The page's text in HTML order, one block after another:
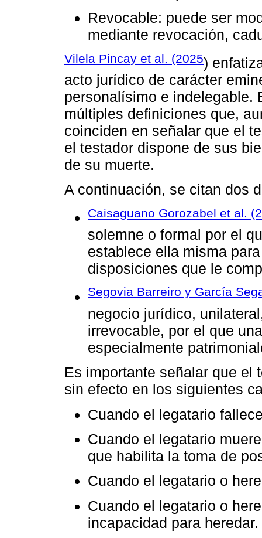
Revocable: puede ser
mediante revocación,
Vilela Pincay et al. (2025)
acto jurídico de carácter
personalísimo e indelegable.
múltiples definiciones que,
coinciden en señalar que el
el testador dispone de sus
de su muerte.
A continuación, se citan dos
Caisaguano Gorozabel et al.
solemne o formal por el
establece ella misma
disposiciones que le
Segovia Barreiro y García
negocio jurídico,
irrevocable, por el que
especialmente
Es importante señalar que el
sin efecto en los siguientes
Cuando el legatario
Cuando el legatario
que habilita la toma de
Cuando el legatario o
Cuando el legatario o
incapacidad para heredar.